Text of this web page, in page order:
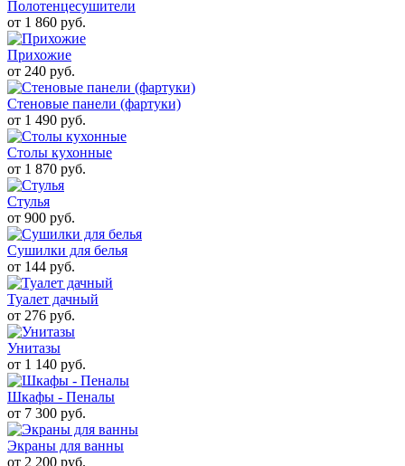
Полотенцесушители
от 1 860 руб.
Прихожие
от 240 руб.
Стеновые панели (фартуки)
от 1 490 руб.
Столы кухонные
от 1 870 руб.
Стулья
от 900 руб.
Сушилки для белья
от 144 руб.
Туалет дачный
от 276 руб.
Унитазы
от 1 140 руб.
Шкафы - Пеналы
от 7 300 руб.
Экраны для ванны
от 2 200 руб.